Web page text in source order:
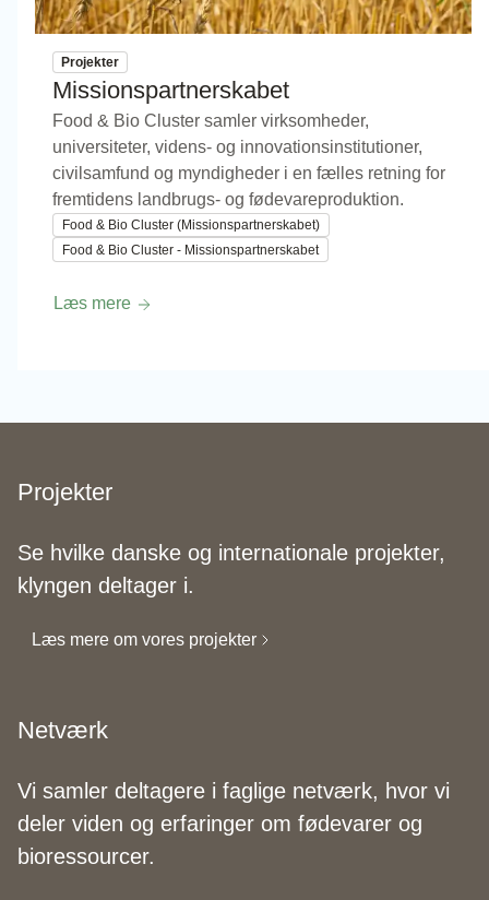
Projekter
Missionspartnerskabet
Food & Bio Cluster samler virksomheder,
universiteter, videns- og innovationsinstitutioner,
civilsamfund og myndigheder i en fælles retning for
fremtidens landbrugs- og fødevareproduktion.
Food & Bio Cluster (Missionspartnerskabet)
Food & Bio Cluster - Missionspartnerskabet
Læs mere
Projekter
Se hvilke danske og internationale projekter,
klyngen deltager i.
Læs mere om vores projekter
Netværk
Vi samler deltagere i faglige netværk, hvor vi
deler viden og erfaringer om fødevarer og
bioressourcer.